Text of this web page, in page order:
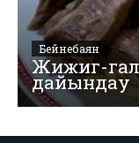
Бейнебаян
Жижиг-
дайындау